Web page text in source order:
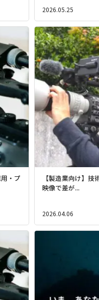
2026.05.25
・プ
【製造業向け】技
映像で差が...
2026.04.06